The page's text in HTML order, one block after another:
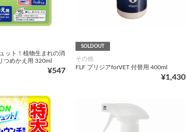
ット！植物生まれの消
つめかえ用 320ml
¥547
SOLDOUT
その他
FLF プリジアforVET 付替用 400ml
¥1,430